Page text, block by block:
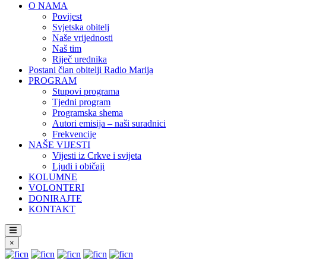
O NAMA
Povijest
Svjetska obitelj
Naše vrijednosti
Naš tim
Riječ urednika
Postani član obitelji Radio Marija
PROGRAM
Stupovi programa
Tjedni program
Programska shema
Autori emisija – naši suradnici
Frekvencije
NAŠE VIJESTI
Vijesti iz Crkve i svijeta
Ljudi i običaji
KOLUMNE
VOLONTERI
DONIRAJTE
KONTAKT
×